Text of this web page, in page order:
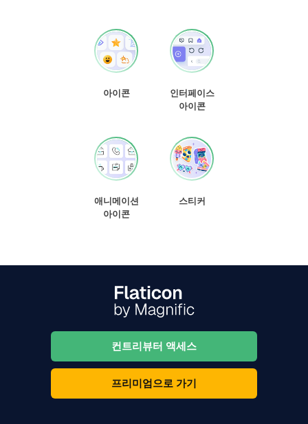
아이콘
인터페이스
아이콘
애니메이션
아이콘
스티커
컨트리뷰터 액세스
프리미엄으로 가기